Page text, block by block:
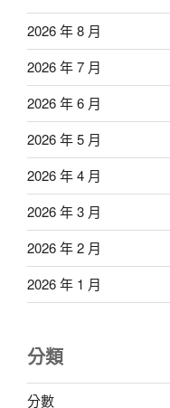
2026 年 8 月
2026 年 7 月
2026 年 6 月
2026 年 5 月
2026 年 4 月
2026 年 3 月
2026 年 2 月
2026 年 1 月
分類
分數